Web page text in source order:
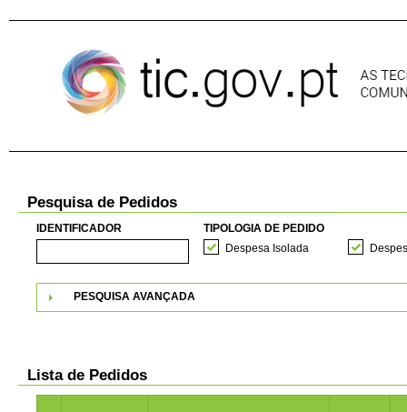
Pesquisa de Pedidos
IDENTIFICADOR
TIPOLOGIA DE PEDIDO
Despesa Isolada
PESQUISA AVANÇADA
Lista de Pedidos